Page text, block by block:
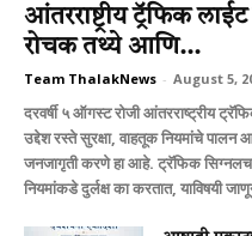
आंतरराष्ट्रीय ट्रॅफिक
रोचक तथ्ये आणि...
Team ThalakNews - August 5,
दरवर्षी ५ ऑगस्ट रोजी आंतरराष्ट्रीय
उद्देश रस्ते सुरक्षा, वाहतूक नियमांचे पालन
जनजागृती करणे हा आहे. ट्रॅफिक
नियमांकडे दुर्लक्ष का करतात, याविषयी